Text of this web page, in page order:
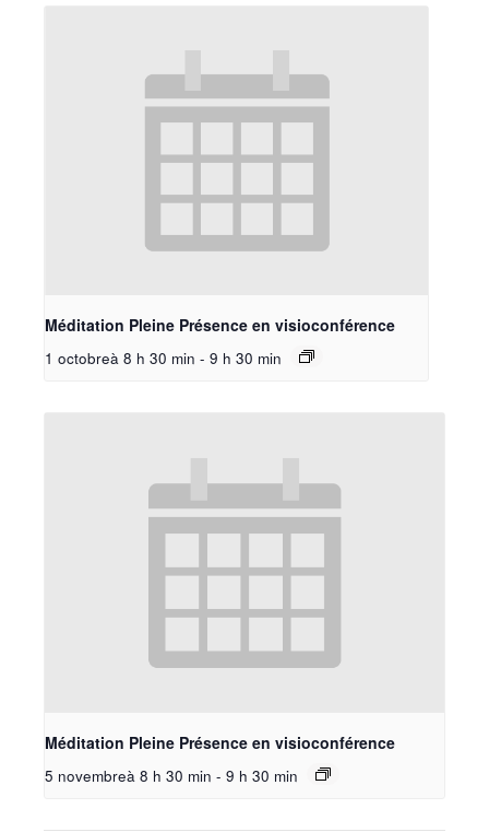
Méditation Pleine Présence en visioconférence
1 octobreà 8 h 30 min - 9 h 30 min
Méditation Pleine Présence en visioconférence
5 novembreà 8 h 30 min - 9 h 30 min